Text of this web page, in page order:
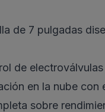
de 7 pulgadas
de
en la nube con
sobre